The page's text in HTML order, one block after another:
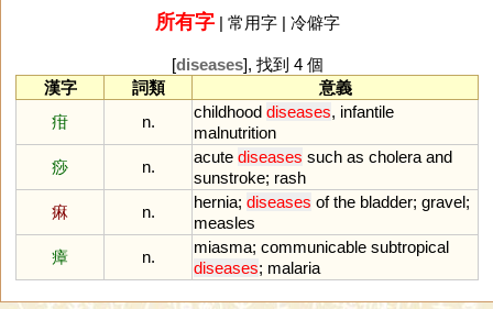
所有字| 常用字| 冷僻字
[diseases], 找到 4 個
漢字
詞類
意義
疳
n.
childhood diseases, infantile
malnutrition
痧
n.
acute diseases such as cholera and
sunstroke; rash
痳
n.
hernia; diseases of the bladder; gravel;
measles
瘴
n.
miasma; communicable subtropical
diseases; malaria